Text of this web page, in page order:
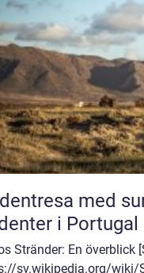
med
i Portugal
Stränder: En överblick
sv.wikipedia.org/wiki/